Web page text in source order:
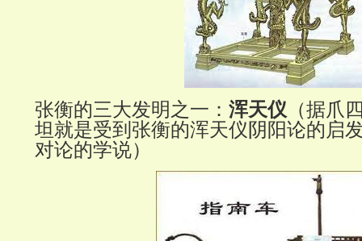
张衡的三大发明之一： 浑天仪 （据爪
坦就是受到张衡的浑天仪阴阳论的启
对论的学说）